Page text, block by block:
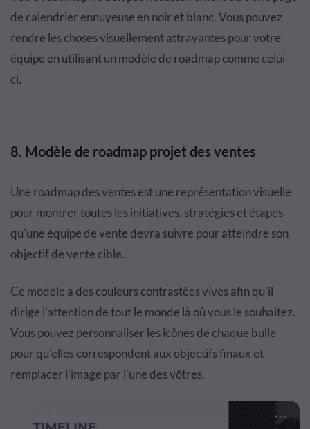
de calendrier ennuyeuse en noir et blanc. Vous pouvez
rendre les choses visuellement attrayantes pour votre
équipe en utilisant un modèle de roadmap comme celui-
ci.
8. Modèle de roadmap projet des ventes
Une roadmap des ventes est une représentation visuelle
pour montrer toutes les initiatives, stratégies et étapes
qu'une équipe de vente devra suivre pour atteindre son
objectif de vente cible.
Ce modèle a des couleurs contrastées vives afin qu'il
dirige l'attention de tout le monde là où vous le souhaitez.
Vous pouvez personnaliser les icônes de chaque bulle
pour qu'elles correspondent aux objectifs finaux et
remplacer l'image par l'une des vôtres.